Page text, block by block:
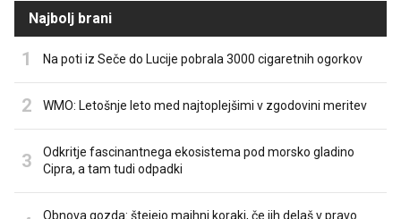
Najbolj brani
Na poti iz Seče do Lucije pobrala 3000 cigaretnih ogorkov
WMO: Letošnje leto med najtoplejšimi v zgodovini meritev
Odkritje fascinantnega ekosistema pod morsko gladino
Cipra, a tam tudi odpadki
Obnova gozda: štejejo majhni koraki, če jih delaš v pravo